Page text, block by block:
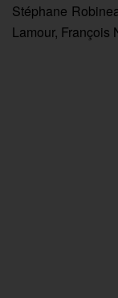
Stéphane
Lamour, François